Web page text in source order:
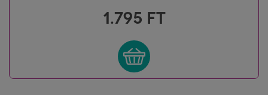
1.795 FT